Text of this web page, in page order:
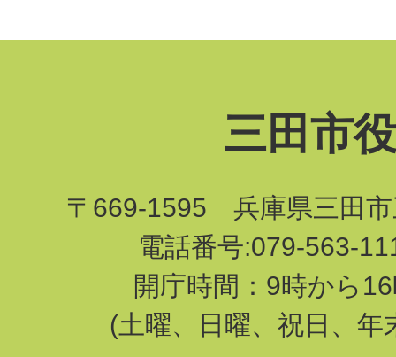
三田市
〒669-1595 兵庫県三田市
電話番号:079-563-
開庁時間：9時から
(土曜、日曜、祝日、年